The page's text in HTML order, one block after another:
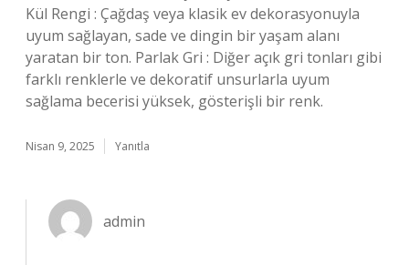
Kül Rengi : Çağdaş veya klasik ev dekorasyonuyla
uyum sağlayan, sade ve dingin bir yaşam alanı
yaratan bir ton. Parlak Gri : Diğer açık gri tonları gibi
farklı renklerle ve dekoratif unsurlarla uyum
sağlama becerisi yüksek, gösterişli bir renk.
Nisan 9, 2025 Yanıtla
admin